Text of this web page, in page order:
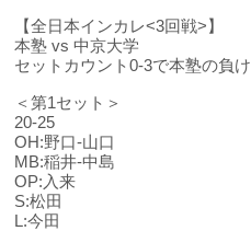
【全日本インカレ<3回戦>】
本塾 vs 中京大学
セットカウント0-3で本塾の負け
＜第1セット＞
20-25
OH:野口-山口
MB:稲井-中島
OP:入来
S:松田
L:今田